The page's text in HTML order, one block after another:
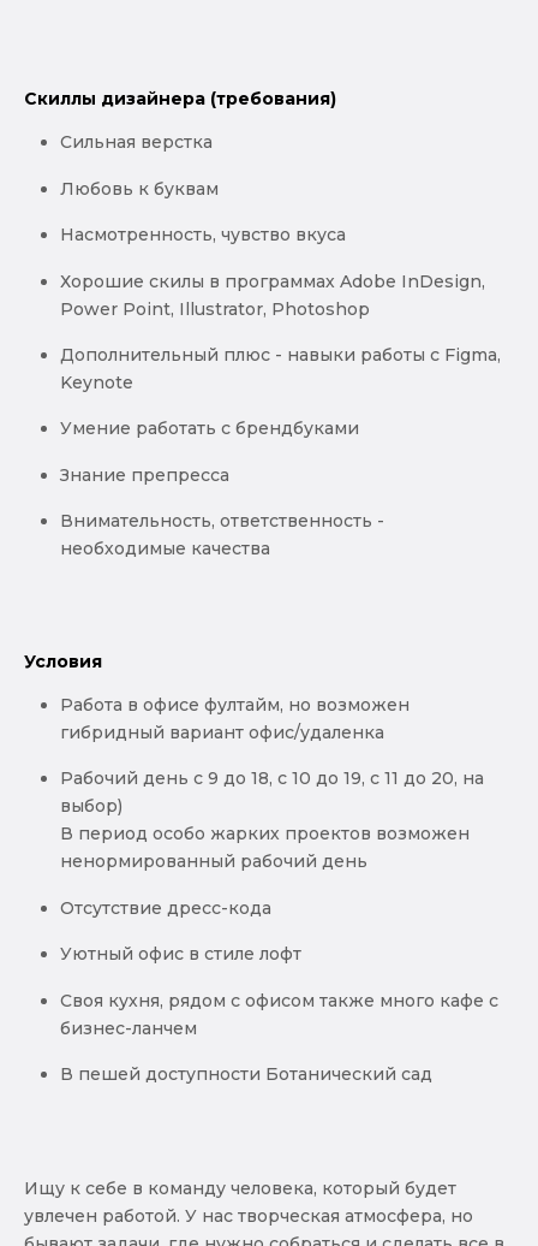
Скиллы дизайнера (требования)
Сильная верстка
Любовь к буквам
Насмотренность, чувство вкуса
Хорошие скилы в программах Adobe InDesign,
Power Point, Illustrator, Photoshop
Дополнительный плюс - навыки работы с Figma,
Keynote
Умение работать с брендбуками
Знание препресса
Внимательность, ответственность -
необходимые качества
Условия
Работа в офисе фултайм, но возможен
гибридный вариант офис/удаленка
Рабочий день с 9 до 18, с 10 до 19, с 11 до 20, на
выбор)
В период особо жарких проектов возможен
ненормированный рабочий день
Отсутствие дресс-кода
Уютный офис в стиле лофт
Своя кухня, рядом с офисом также много кафе с
бизнес-ланчем
В пешей доступности Ботанический сад
Ищу к себе в команду человека, который будет
увлечен работой. У нас творческая атмосфера, но